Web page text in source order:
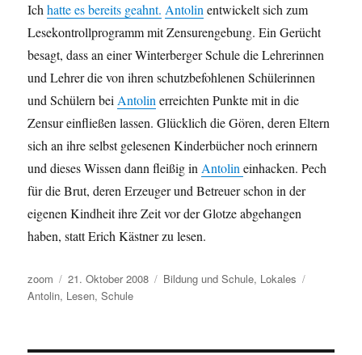
Ichhatte es bereits geahnt. Antolinentwickelt sich zum
Lesekontrollprogramm mit Zensurengebung. Ein Gerücht
besagt, dass an einer Winterberger Schule die Lehrerinnen
und Lehrer die von ihren schutzbefohlenen Schülerinnen
und Schülern beiAntolinerreichten Punkte mit in die
Zensur einfließen lassen. Glücklich die Gören, deren Eltern
sich an ihre selbst gelesenen Kinderbücher noch erinnern
und dieses Wissen dann fleißig inAntolineinhacken. Pech
für die Brut, deren Erzeuger und Betreuer schon in der
eigenen Kindheit ihre Zeit vor der Glotze abgehangen
haben, statt Erich Kästner zu lesen.
Autor
zoom
Veröffentlicht
am
21. Oktober 2008 Kategorien
Bildung und Schule, Lokales
Antolin, Lesen,Schule